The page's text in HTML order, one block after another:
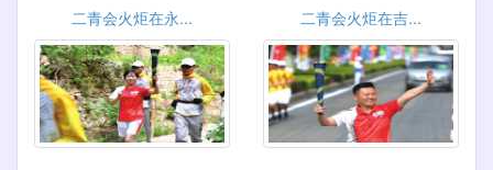
二青会火炬在永... 二青会火炬在吉...